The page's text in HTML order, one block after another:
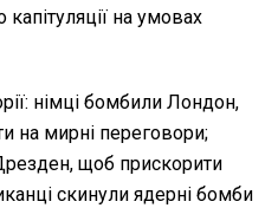
на умовах
німці бомбили Лондон,
на мирні переговори;
щоб прискорити
скинули ядерні бомби